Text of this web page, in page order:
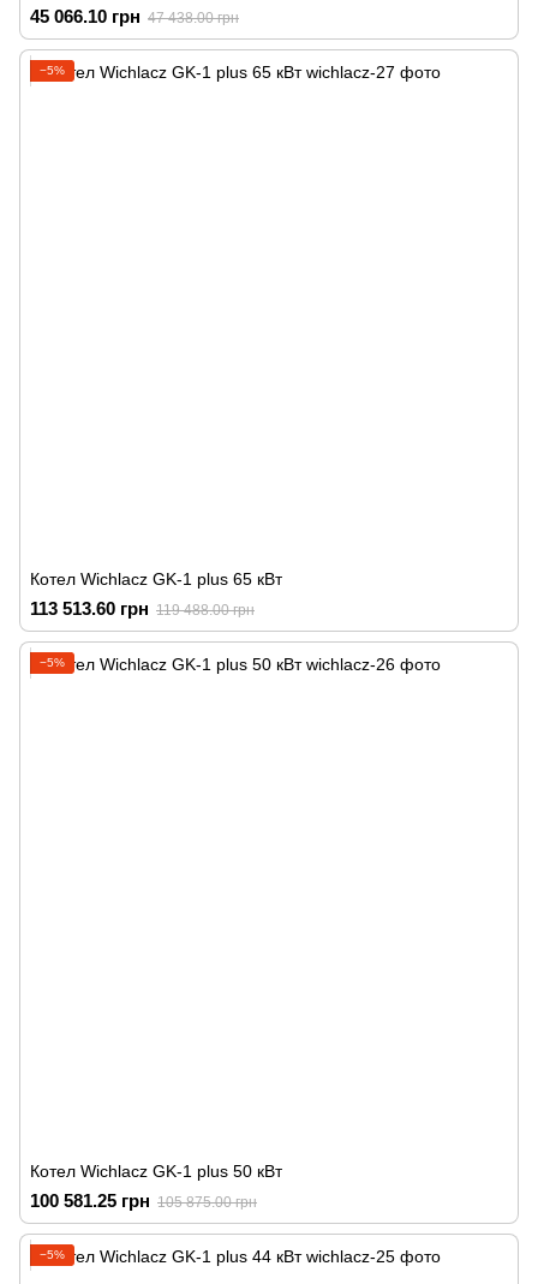
45 066.10 грн 47 438.00 грн
−5%
Котел Wichlacz GK-1 plus 65 кВт
113 513.60 грн 119 488.00 грн
−5%
Котел Wichlacz GK-1 plus 50 кВт
100 581.25 грн 105 875.00 грн
−5%